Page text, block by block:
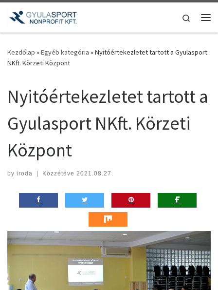
Teljes tartalom megjelenítése
Search
Kezdőlap »Egyéb kategória »Nyitóértekezletet tartott a Gyulasport
NKft. Körzeti Központ
Nyitóértekezletet tartott a
Gyulasport NKft. Körzeti
Központ
by iroda | Közzétéve 2021.08.27.